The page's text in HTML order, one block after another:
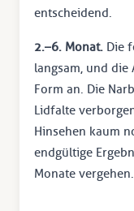
entscheidend.
2.–6. Monat. Die
langsam, und
Form an. Die
Lidfalte
Hinsehen kaum
endgültige
Monate vergehen.